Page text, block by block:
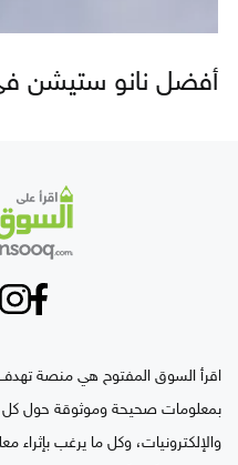
أفضل نانو ستيشن
اقرأ السوق المفتوح هي منصة تهدف
بمعلومات صحيحة وموثوقة حول كل
والإلكترونيات، وكل ما يرغب